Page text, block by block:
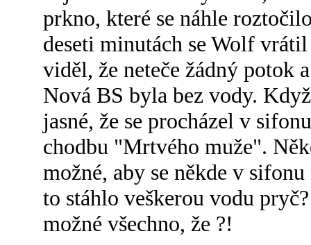
prkno, které se náhle
deseti minutách se Wolf
viděl, že neteče žádný potok
Nová BS byla bez vody.
jasné, že se procházel v
chodbu "Mrtvého muže".
možné, aby se někde v
to stáhlo veškerou vodu
možné všechno, že ?!